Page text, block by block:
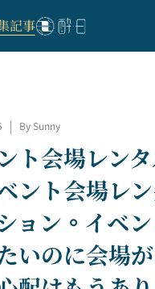
記事
| By Sunny
ト会場レン
ント会場レ
ョン。イベ
いのに会場